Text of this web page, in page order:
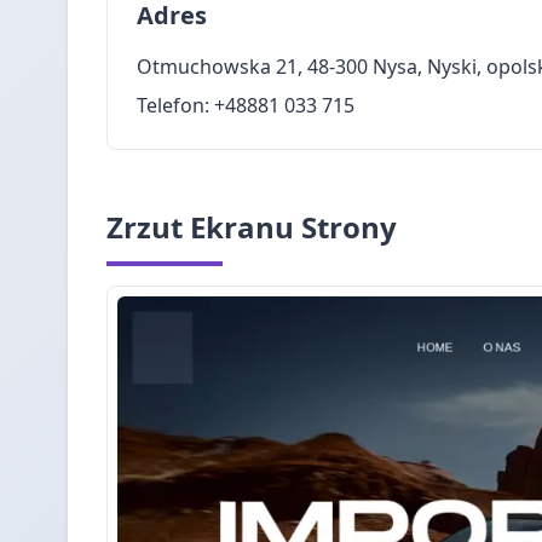
Adres
Otmuchowska 21, 48-300 Nysa, Nyski,
Telefon: +48881 033 715
Zrzut Ekranu Strony